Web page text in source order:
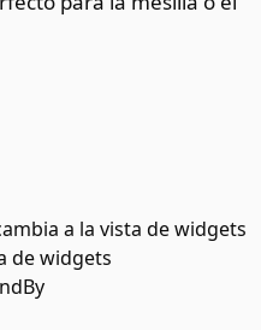
a la vista de widgets
de widgets